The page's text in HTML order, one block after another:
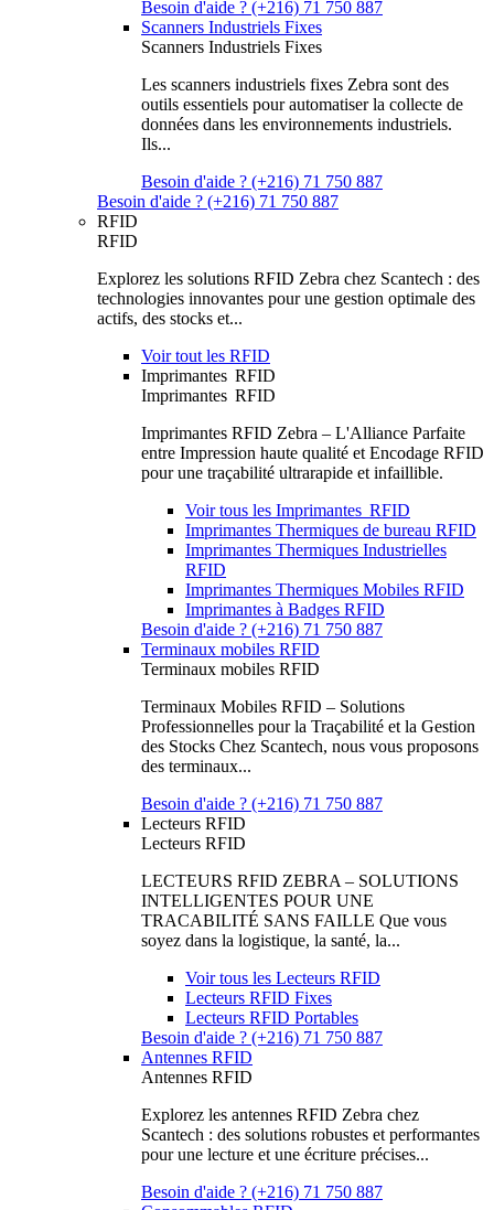
Besoin d'aide ? (+216) 71 750 887
Scanners Industriels Fixes
Scanners Industriels Fixes
Les scanners industriels fixes Zebra sont des
outils essentiels pour automatiser la collecte de
données dans les environnements industriels.
Ils...
Besoin d'aide ? (+216) 71 750 887
Besoin d'aide ? (+216) 71 750 887
RFID
RFID
Explorez les solutions RFID Zebra chez Scantech : des
technologies innovantes pour une gestion optimale des
actifs, des stocks et...
Voir tout les RFID
Imprimantes RFID
Imprimantes RFID
Imprimantes RFID Zebra – L'Alliance Parfaite
entre Impression haute qualité et Encodage RFID
pour une traçabilité ultrarapide et infaillible.
Voir tous les Imprimantes RFID
Imprimantes Thermiques de bureau RFID
Imprimantes Thermiques Industrielles
RFID
Imprimantes Thermiques Mobiles RFID
Imprimantes à Badges RFID
Besoin d'aide ? (+216) 71 750 887
Terminaux mobiles RFID
Terminaux mobiles RFID
Terminaux Mobiles RFID – Solutions
Professionnelles pour la Traçabilité et la Gestion
des Stocks Chez Scantech, nous vous proposons
des terminaux...
Besoin d'aide ? (+216) 71 750 887
Lecteurs RFID
Lecteurs RFID
LECTEURS RFID ZEBRA – SOLUTIONS
INTELLIGENTES POUR UNE
TRACABILITÉ SANS FAILLE Que vous
soyez dans la logistique, la santé, la...
Voir tous les Lecteurs RFID
Lecteurs RFID Fixes
Lecteurs RFID Portables
Besoin d'aide ? (+216) 71 750 887
Antennes RFID
Antennes RFID
Explorez les antennes RFID Zebra chez
Scantech : des solutions robustes et performantes
pour une lecture et une écriture précises...
Besoin d'aide ? (+216) 71 750 887